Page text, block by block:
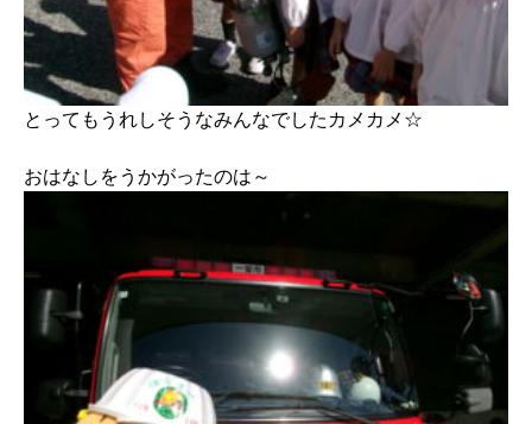
とってもうれしそうなみんなでしたカメカメ☆
おはなしをうかがったのは～